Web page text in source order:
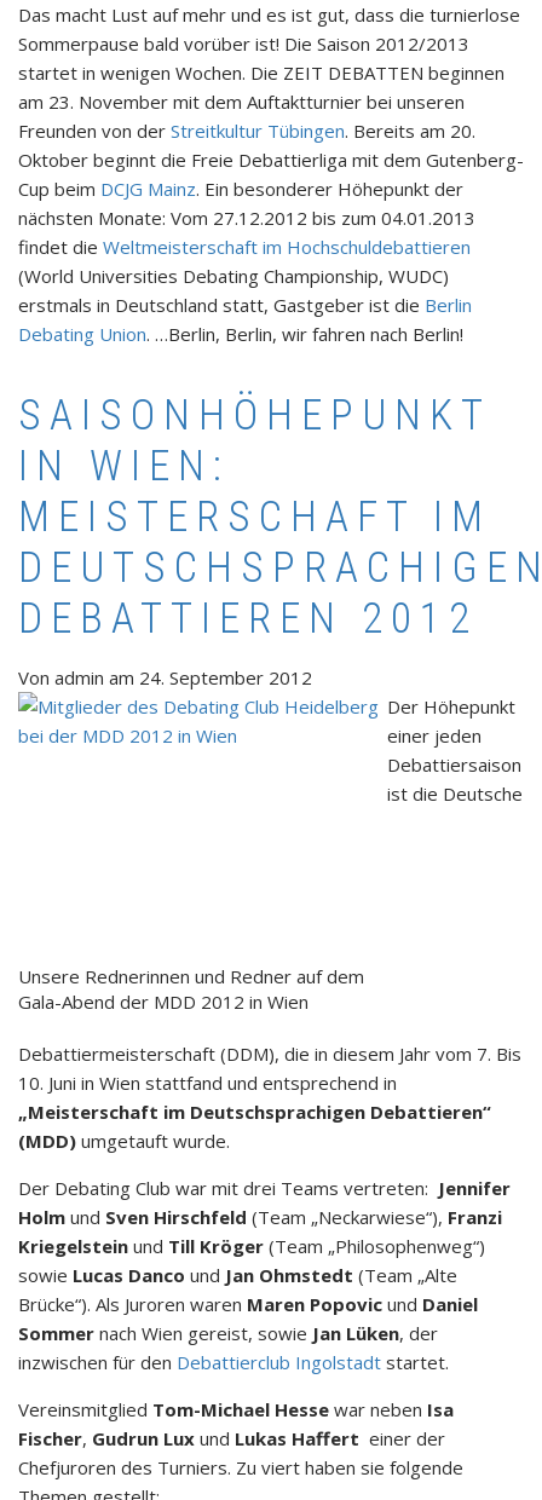
Das macht Lust auf mehr und es ist gut, dass die turnierlose
Sommerpause bald vorüber ist! Die Saison 2012/2013
startet in wenigen Wochen. Die ZEIT DEBATTEN beginnen
am 23. November mit dem Auftaktturnier bei unseren
Freunden von der Streitkultur Tübingen. Bereits am 20.
Oktober beginnt die Freie Debattierliga mit dem Gutenberg-
Cup beim DCJG Mainz. Ein besonderer Höhepunkt der
nächsten Monate: Vom 27.12.2012 bis zum 04.01.2013
findet die Weltmeisterschaft im Hochschuldebattieren
(World Universities Debating Championship, WUDC)
erstmals in Deutschland statt, Gastgeber ist die Berlin
Debating Union. …Berlin, Berlin, wir fahren nach Berlin!
SAISONHÖHEPUNKT
IN WIEN:
MEISTERSCHAFT IM
DEBATTIEREN 2012
Von admin am 24. September 2012
Unsere Rednerinnen und Redner auf dem
Gala-Abend der MDD 2012 in Wien
Der Höhepunkt
einer jeden
Debattiersaison
ist die Deutsche
Debattiermeisterschaft (DDM), die in diesem Jahr vom 7. Bis
10. Juni in Wien stattfand und entsprechend in
„Meisterschaft im Deutschsprachigen Debattieren“
(MDD) umgetauft wurde.
Der Debating Club war mit drei Teams vertreten: Jennifer
Holm und Sven Hirschfeld (Team „Neckarwiese“), Franzi
Kriegelstein und Till Kröger (Team „Philosophenweg“)
sowie Lucas Danco und Jan Ohmstedt (Team „Alte
Brücke“). Als Juroren waren Maren Popovic und Daniel
Sommer nach Wien gereist, sowie Jan Lüken, der
inzwischen für den Debattierclub Ingolstadt startet.
Vereinsmitglied Tom-Michael Hesse war neben Isa
Fischer, Gudrun Lux und Lukas Haffert einer der
Chefjuroren des Turniers. Zu viert haben sie folgende